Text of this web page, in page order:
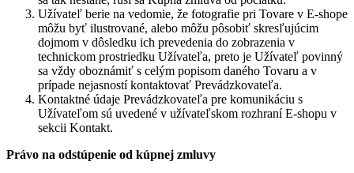
Užívateľ berie na vedomie, že fotografie pri Tovare v E-shope
môžu byť ilustrované, alebo môžu pôsobiť skresľujúcim
dojmom v dôsledku ich prevedenia do zobrazenia v
technickom prostriedku Užívateľa, preto je Užívateľ povinný
sa vždy oboznámiť s celým popisom daného Tovaru a v
prípade nejasností kontaktovať Prevádzkovateľa.
Kontaktné údaje Prevádzkovateľa pre komunikáciu s
Užívateľom sú uvedené v užívateľskom rozhraní E-shopu v
sekcii Kontakt.
Právo na odstúpenie od kúpnej zmluvy